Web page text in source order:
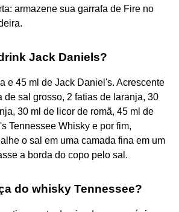
armazene sua garrafa de Fire no
Jack Daniels?
e 45 ml de Jack Daniel's. Acrescente
de sal grosso, 2 fatias de laranja, 30
30 ml de licor de romã, 45 ml de
Tennessee Whisky e por fim,
o sal em uma camada fina em um
a borda do copo pelo sal.
do whisky Tennessee?